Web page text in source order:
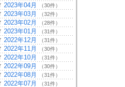
2023年04月 （30件）
2023年03月 （32件）
2023年02月 （28件）
2023年01月 （31件）
2022年12月 （31件）
2022年11月 （30件）
2022年10月 （31件）
2022年09月 （30件）
2022年08月 （31件）
2022年07月 （31件）